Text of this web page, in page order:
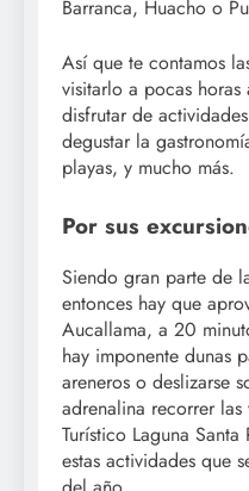
Barranca, Huacho o
Así que te contamos
visitarlo a pocas
disfrutar de
degustar la
playas, y mucho más.
Por sus
Siendo gran parte de
entonces hay que
Aucallama, a 20
hay imponente dunas
areneros o deslizarse
adrenalina recorrer
Turístico Laguna
estas actividades que